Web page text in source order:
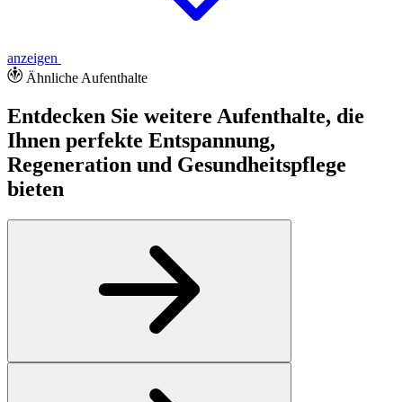
anzeigen
Ähnliche Aufenthalte
Entdecken Sie weitere Aufenthalte, die
Ihnen perfekte Entspannung,
Regeneration und Gesundheitspflege
bieten